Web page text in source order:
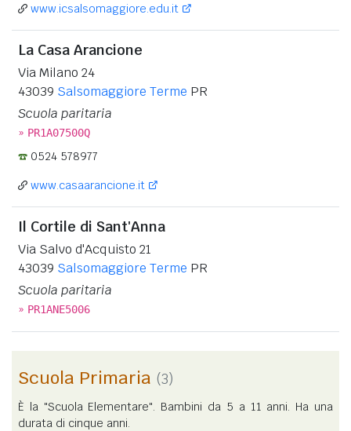
www.icsalsomaggiore.edu.it
La Casa Arancione
Via Milano 24
43039 Salsomaggiore Terme PR
Scuola paritaria
» PR1A07500Q
0524 578977
www.casaarancione.it
Il Cortile di Sant'Anna
Via Salvo d'Acquisto 21
43039 Salsomaggiore Terme PR
Scuola paritaria
» PR1ANE5006
Scuola Primaria (3)
È la "Scuola Elementare". Bambini da 5 a 11 anni. Ha una
durata di cinque anni.